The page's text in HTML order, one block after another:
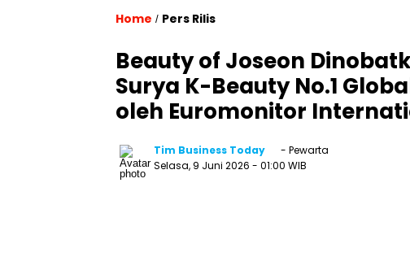
Home / Pers Rilis
Beauty of Joseon
Surya K-Beauty No.1
oleh Euromonitor
Tim Business Today
- Pewarta
Selasa, 9 Juni 2026 - 01:00 WIB